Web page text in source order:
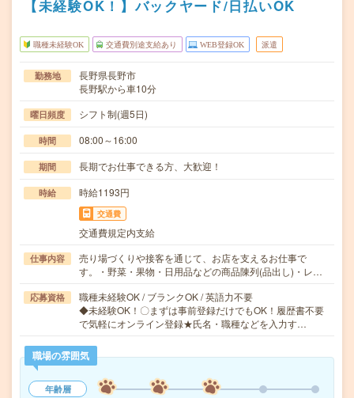
【未経験OK！】バックヤード/日払いOK
職種未経験OK 交通費別途支給あり WEB登録OK 派遣
勤務地
長野県長野市
長野駅から車10分
曜日頻度 シフト制(週5日)
時間 08:00～16:00
期間 長期でお仕事できる方、大歓迎！
時給 時給1193円
交通費
交通費規定内支給
仕事内容
売り場づくりや接客を通じて、お店を支えるお仕事で
す。・野菜・果物・日用品などの商品陳列(品出し)・レ…
応募資格
職種未経験OK / ブランクOK / 英語力不要
◆未経験OK！〇まずは事前登録だけでもOK！履歴書不要
で気軽にオンライン登録★氏名・職種などを入力す…
職場の雰囲気
年齢層